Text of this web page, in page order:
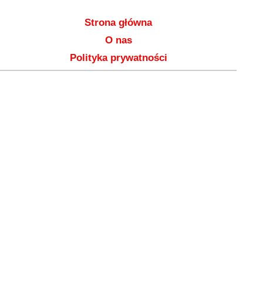
Strona główna
O nas
Polityka prywatności